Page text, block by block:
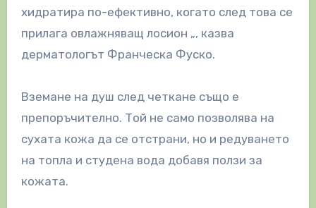
хидратира по-ефективно, когато след това се
прилага овлажняващ лосион „, казва
дерматологът Франческа Фуско.
Вземане на душ след четкане също е
препоръчително. Той не само позволява на
сухата кожа да се отстрани, но и редуването
на топла и студена вода добавя ползи за
кожата.